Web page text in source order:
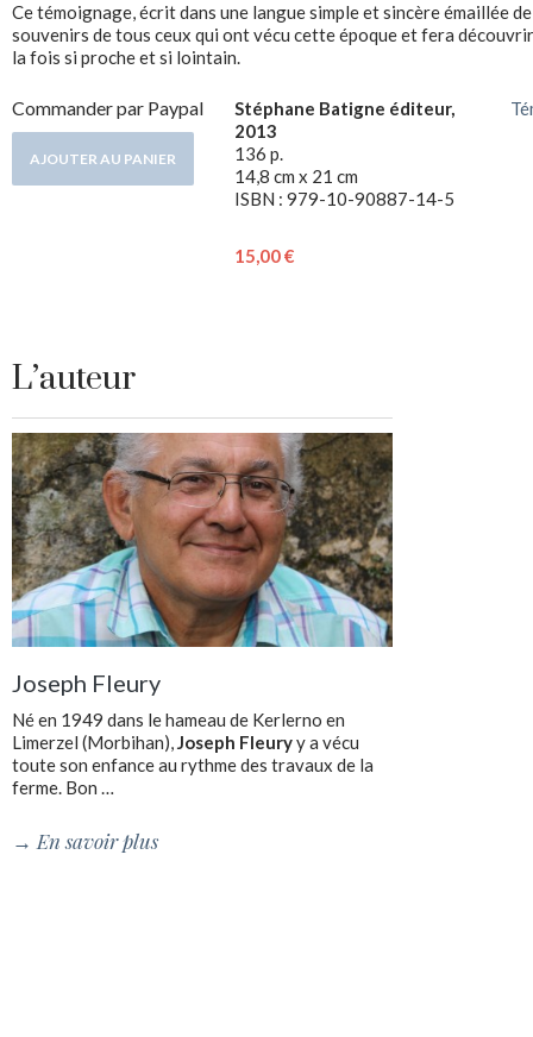
Ce témoignage, écrit dans une langue simple et sincère émaillée
souvenirs de tous ceux qui ont vécu cette époque et fera
la fois si proche et si lointain.
Commander par Paypal
Stéphane Batigne éditeur,
2013
136 p.
14,8 cm x 21 cm
ISBN : 979-10-90887-14-5
15,00 €
L’auteur
Joseph Fleury
Né en 1949 dans le hameau de Kerlerno en
Limerzel (Morbihan),Joseph Fleuryy a vécu
toute son enfance au rythme des travaux de la
ferme. Bon …
→ En savoir plus